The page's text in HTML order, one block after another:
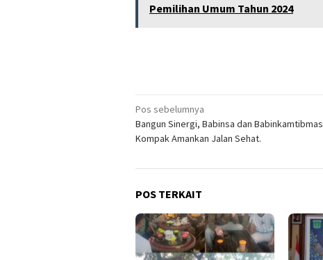
Pemilihan Umum Tahun 2024
Navigasi
pos
Pos sebelumnya
Bangun Sinergi, Babinsa dan Babinkamtibmas
Kompak Amankan Jalan Sehat.
POS TERKAIT